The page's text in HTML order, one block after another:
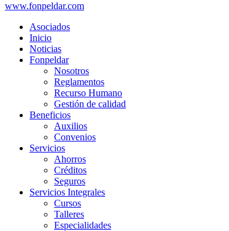
www.fonpeldar.com
Asociados
Inicio
Noticias
Fonpeldar
Nosotros
Reglamentos
Recurso Humano
Gestión de calidad
Beneficios
Auxilios
Convenios
Servicios
Ahorros
Créditos
Seguros
Servicios Integrales
Cursos
Talleres
Especialidades